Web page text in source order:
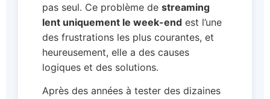
pas seul. Ce problème de streaming
lent uniquement le week-end est l’une
des frustrations les plus courantes, et
heureusement, elle a des causes
logiques et des solutions.
Après des années à tester des dizaines